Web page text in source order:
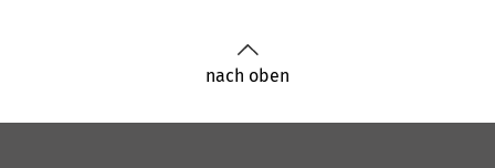
nach oben